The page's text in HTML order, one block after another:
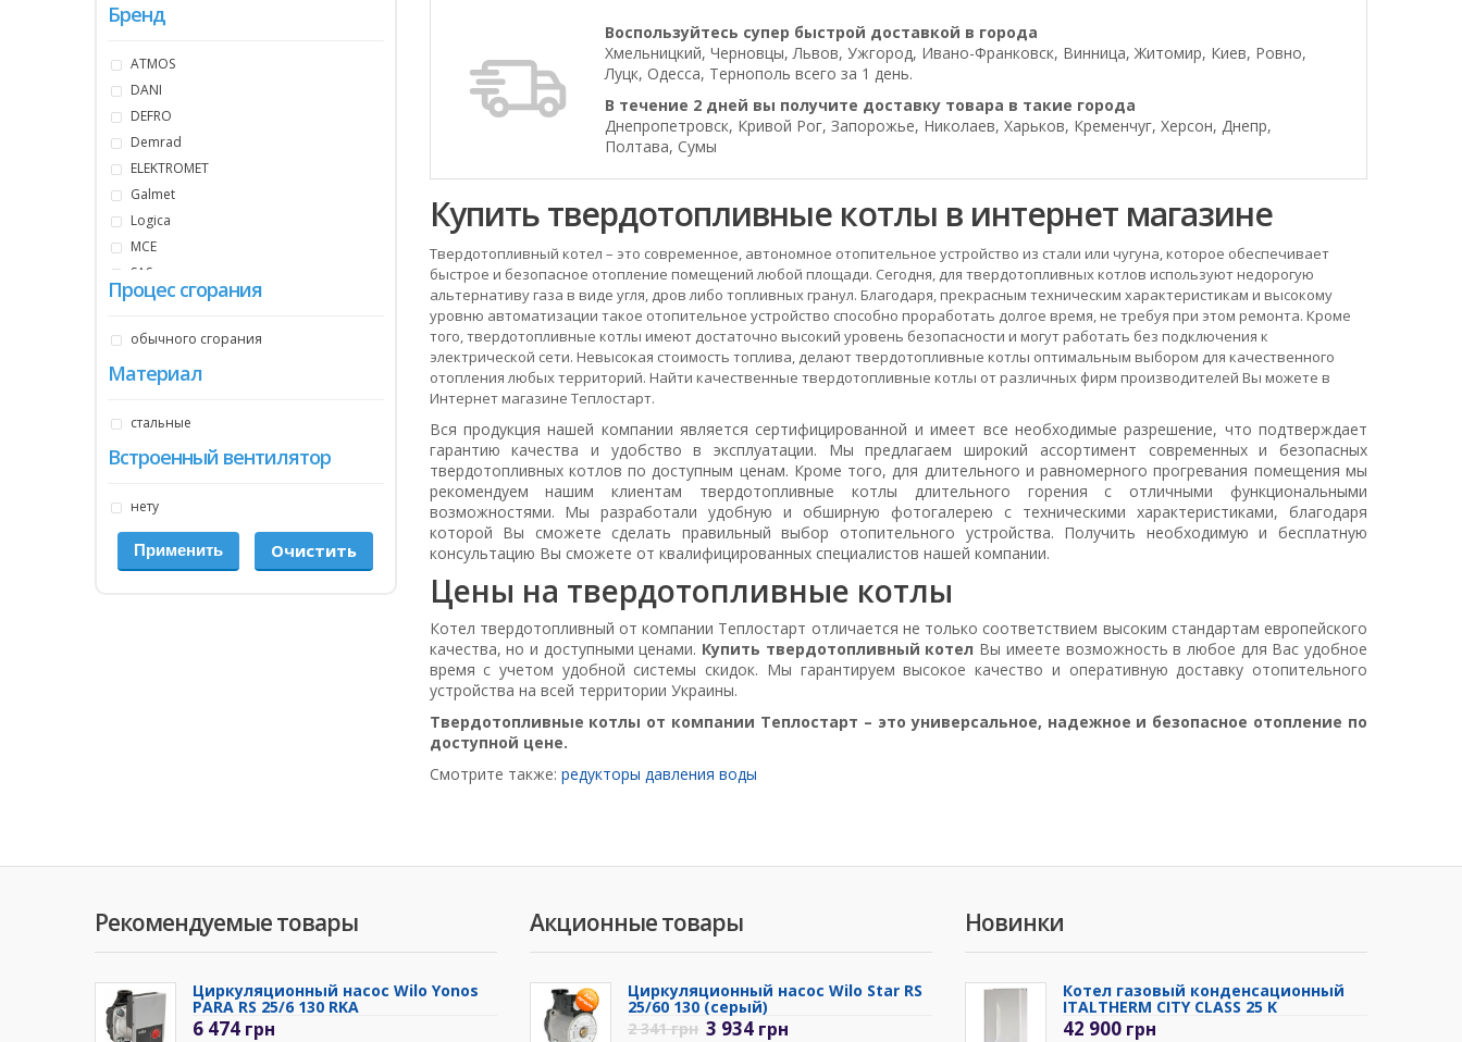
Бренд
ATMOS
DANI
DEFRO
Demrad
ELEKTROMET
Galmet
Logica
MCE
SAS
VIADRUS
Процес сгорания
обычного сгорания
Материал
стальные
Встроенный вентилятор
нету
Очистить
Воспользуйтесь супер быстрой доставкой в города
Хмельницкий, Черновцы, Львов, Ужгород, Ивано-Франковск, Винница, Житомир, Киев, Ровно,
Луцк, Одесса, Тернополь всего за 1 день.
В течение 2 дней вы получите доставку товара в такие города
Днепропетровск, Кривой Рог, Запорожье, Николаев, Харьков, Кременчуг, Херсон, Днепр,
Полтава, Сумы
Купить твердотопливные котлы в интернет магазине
Твердотопливный котел – это современное, автономное отопительное устройство из стали или чугуна, которое обеспечивает
быстрое и безопасное отопление помещений любой площади. Сегодня, для твердотопливных котлов используют недорогую
альтернативу газа в виде угля, дров либо топливных гранул. Благодаря, прекрасным техническим характеристикам и высокому
уровню автоматизации такое отопительное устройство способно проработать долгое время, не требуя при этом ремонта. Кроме
того, твердотопливные котлы имеют достаточно высокий уровень безопасности и могут работать без подключения к
электрической сети. Невысокая стоимость топлива, делают твердотопливные котлы оптимальным выбором для качественного
отопления любых территорий. Найти качественные твердотопливные котлы от различных фирм производителей Вы можете в
Интернет магазине Теплостарт.
Вся продукция нашей компании является сертифицированной и имеет все необходимые разрешение, что подтверждает
гарантию качества и удобство в эксплуатации. Мы предлагаем широкий ассортимент современных и безопасных
твердотопливных котлов по доступным ценам. Кроме того, для длительного и равномерного прогревания помещения мы
рекомендуем нашим клиентам твердотопливные котлы длительного горения с отличными функциональными
возможностями. Мы разработали удобную и обширную фотогалерею с техническими характеристиками, благодаря
которой Вы сможете сделать правильный выбор отопительного устройства. Получить необходимую и бесплатную
консультацию Вы сможете от квалифицированных специалистов нашей компании.
Цены на твердотопливные котлы
Котел твердотопливный от компании Теплостарт отличается не только соответствием высоким стандартам европейского
качества, но и доступными ценами. Купить твердотопливный котел Вы имеете возможность в любое для Вас удобное
время с учетом удобной системы скидок. Мы гарантируем высокое качество и оперативную доставку отопительного
устройства на всей территории Украины.
Твердотопливные котлы от компании Теплостарт – это универсальное, надежное и безопасное отопление по
доступной цене.
Смотрите также: редукторы давления воды
Рекомендуемые товары
Циркуляционный насос Wilo Yonos
PARA RS 25/6 130 RKA
6 474 грн
Акционные товары
Циркуляционный насос Wilo Star RS
25/60 130 (серый)
2 341грн 3 934 грн
Новинки
Котел газовый конденсационный
ITALTHERM CITY CLASS 25 K
42 900 грн